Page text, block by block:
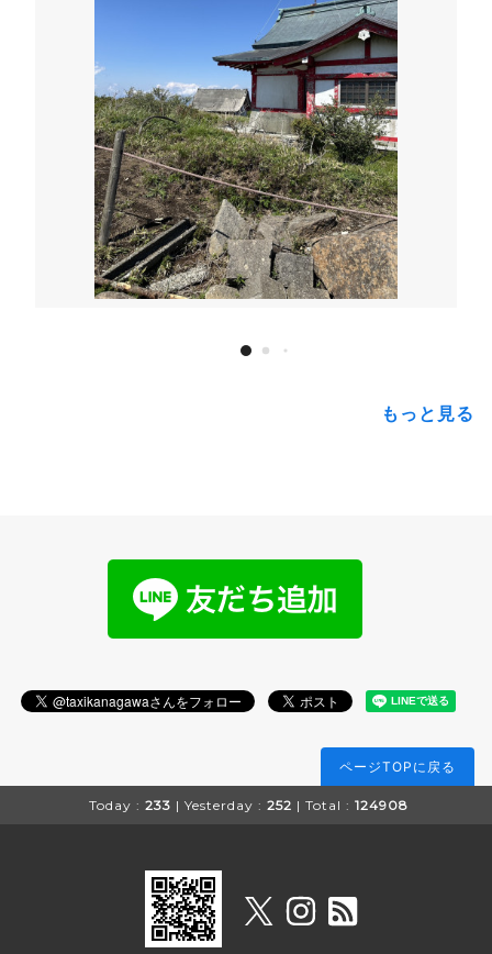
もっと見る
ページTOPに戻る
Today : 233 | Yesterday : 252 | Total : 124908